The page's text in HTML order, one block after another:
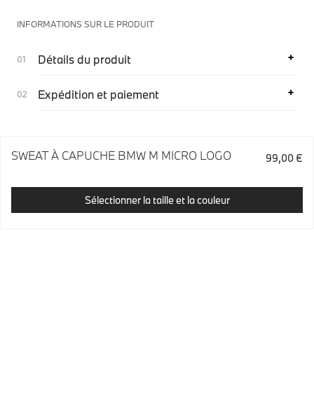
INFORMATIONS SUR LE PRODUIT
Détails du produit
Expédition et paiement
SWEAT À CAPUCHE BMW M MICRO LOGO 99,00 €
Sélectionner la taille et la couleur